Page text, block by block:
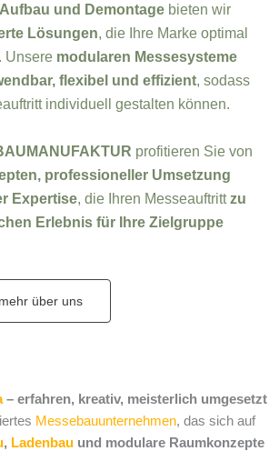
und Demontage bieten wir
Lösungen, die Ihre Marke optimal
Unsere modularen Messesysteme
flexibel und effizient, sodass
individuell gestalten können.
profitieren Sie von
professioneller Umsetzung
Expertise, die Ihren Messeauftrittzu
Erlebnis für Ihre Zielgruppe
über uns
– erfahren, kreativ, meisterlich umgesetzt
Messebauunternehmen, das sich auf
, Ladenbau und modulare Raumkonzepte